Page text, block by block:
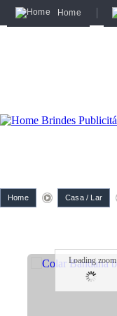
Home
Home Casa / Lar
Loading zoom